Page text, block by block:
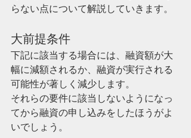
らない点について解説していきます。
大前提条件
下記に該当する場合には、融資額が大
幅に減額されるか、融資が実行される
可能性が著しく減少します。
それらの要件に該当しないようになっ
てから融資の申し込みをしたほうがよ
いでしょう。